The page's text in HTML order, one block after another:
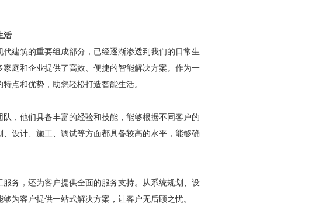
活
建筑的重要组成部分，已经逐渐渗透到我们的日常生
庭和企业提供了高效、便捷的智能解决方案。作为一
点和优势，助您轻松打造智能生活。
，他们具备丰富的经验和技能，能够根据不同客户的
设计、施工、调试等方面都具备较高的水平，能够确
务，还为客户提供全面的服务支持。从系统规划、设
为客户提供一站式解决方案，让客户无后顾之忧。